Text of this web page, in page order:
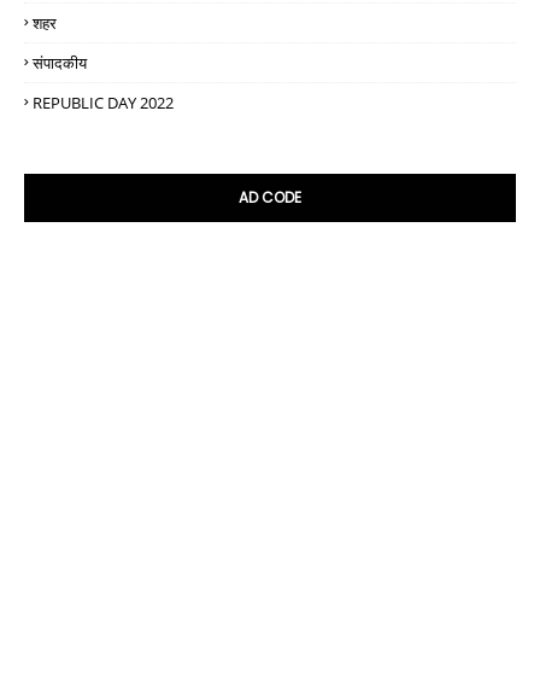
शहर
संपादकीय
REPUBLIC DAY 2022
AD CODE